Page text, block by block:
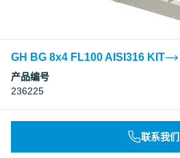
GH BG 8x4 FL100 AISI316 KIT
产品编号
236225
联系我们